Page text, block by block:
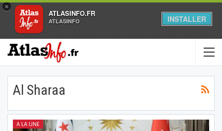
×
ATLASINFO.FR
ATLASINFO INSTALLER
Al Sharaa
A LA UNE